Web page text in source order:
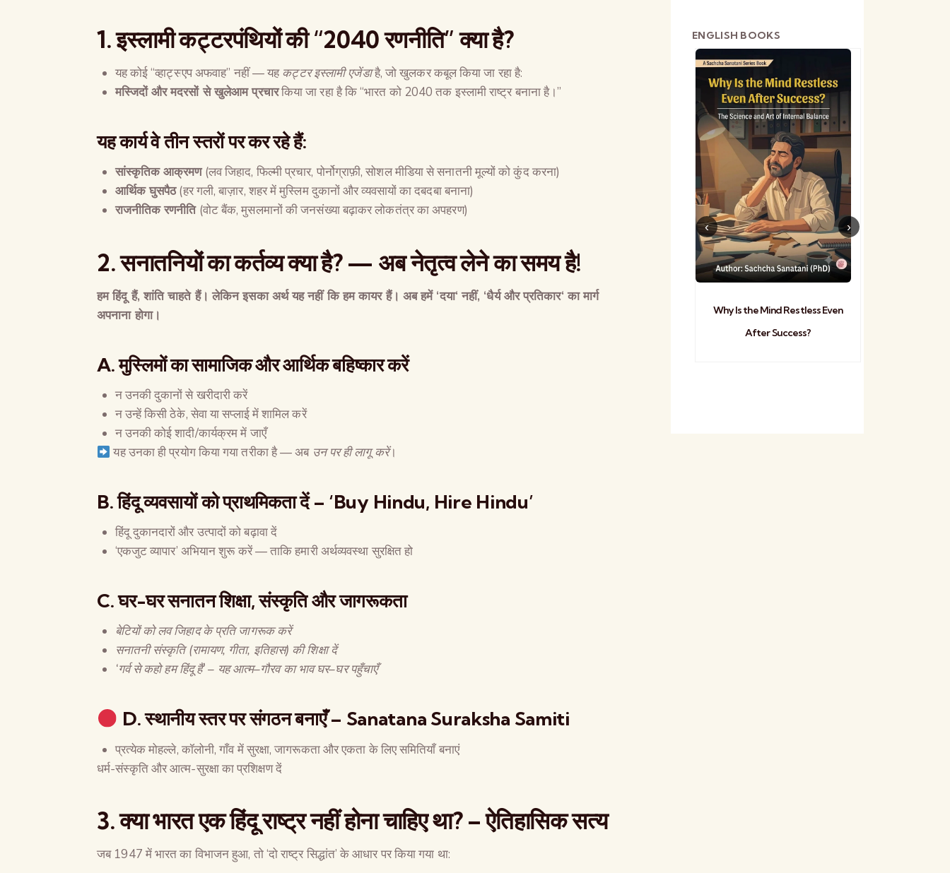
1.इस्लामी कट्टरपंथियों की“2040रणनीति”क्या है?
यह कोई “व्हाट्सएप अफवाह” नहीं — यह कट्टर इस्लामी एजेंडाहै, जो खुलकर कबूल किया जा रहा है:
मस्जिदों और मदरसों से खुलेआम प्रचारकिया जा रहा है कि “भारत को 2040 तक इस्लामी राष्ट्र बनाना है।”
यह कार्य वे तीन स्तरों पर कर रहे हैं:
सांस्कृतिक आक्रमण(लव जिहाद, फिल्मी प्रचार, पोर्नोग्राफ़ी, सोशल मीडिया से सनातनी मूल्यों को कुंद करना)
आर्थिक घुसपैठ(हर गली, बाज़ार, शहर में मुस्लिम दुकानों और व्यवसायों का दबदबा बनाना)
राजनीतिक रणनीति(वोट बैंक, मुसलमानों की जनसंख्या बढ़ाकर लोकतंत्र का अपहरण)
2.सनातनियों का कर्तव्य क्या है? — अब नेतृत्व लेने का समय है!
हम हिंदू हैं,शांति चाहते हैं। लेकिन इसका अर्थ यह नहीं कि हम कायर हैं। अब हमें ‘दया‘नहीं, ‘धैर्य और प्रतिकार‘का मार्ग
अपनाना होगा।
A.मुस्लिमों का सामाजिक और आर्थिक बहिष्कार करें
न उनकी दुकानों से खरीदारी करें
न उन्हें किसी ठेके, सेवा या सप्लाई में शामिल करें
न उनकी कोई शादी/कार्यक्रम में जाएँ
यह उनका ही प्रयोग किया गया तरीका है — अब उन पर ही लागू करें।
B.हिंदू व्यवसायों को प्राथमिकता दें – ‘Buy Hindu, Hire Hindu’
हिंदू दुकानदारों और उत्पादों को बढ़ावा दें
‘एकजुट व्यापार’ अभियान शुरू करें — ताकि हमारी अर्थव्यवस्था सुरक्षित हो
C.घर-घर सनातन शिक्षा, संस्कृति और जागरूकता
बेटियों को लव जिहाद के प्रति जागरूक करें
सनातनी संस्कृति(रामायण, गीता, इतिहास) की शिक्षा दें
‘गर्व से कहो हम हिंदू हैं’ – यह आत्म–गौरव का भाव घर–घर पहुँचाएँ
D.स्थानीय स्तर पर संगठन बनाएँ– Sanatana Suraksha Samiti
प्रत्येक मोहल्ले, कॉलोनी, गाँव में सुरक्षा, जागरूकता और एकता के लिए समितियाँ बनाएं
धर्म-संस्कृति और आत्म-सुरक्षा का प्रशिक्षण दें
3.क्या भारत एक हिंदू राष्ट्र नहीं होना चाहिए था? –ऐतिहासिक सत्य
जब 1947 में भारत का विभाजन हुआ, तो ‘दो राष्ट्र सिद्धांत’ के आधार पर किया गया था:
ENGLISH BOOKS
The Global Kurukshetra
Why Is the Mind Restless Even
After Success?